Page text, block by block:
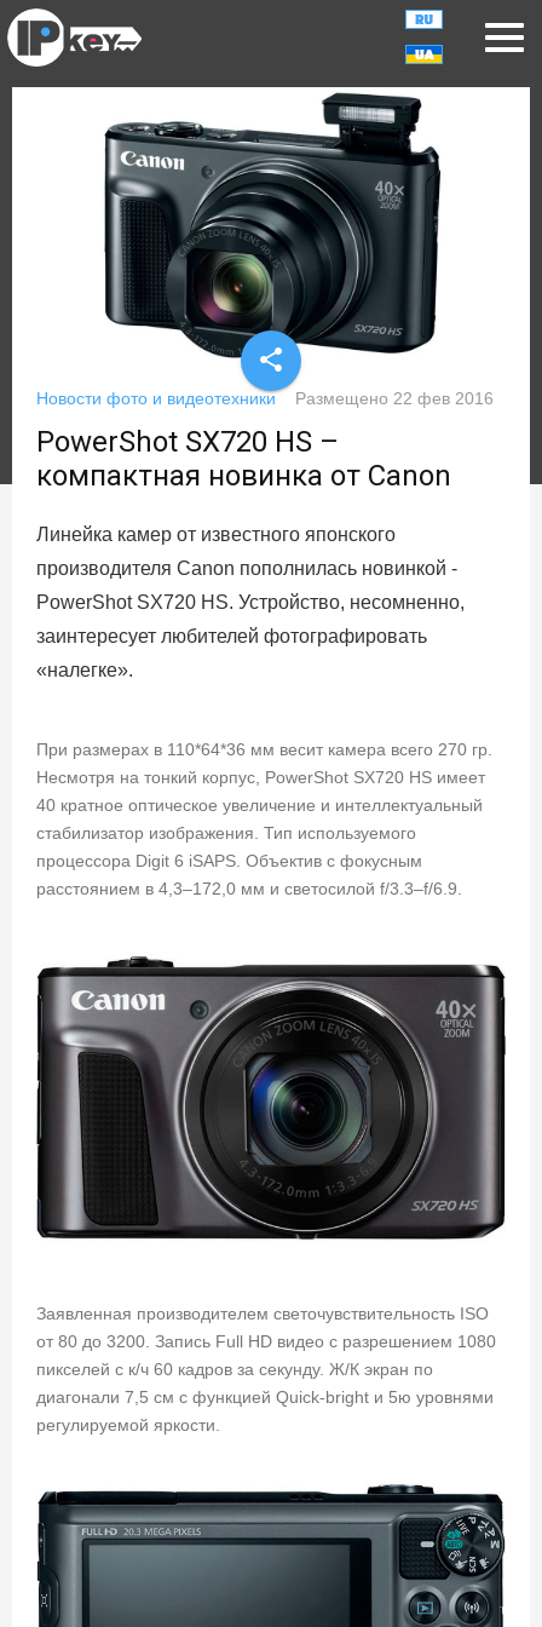
share
Новости фото и видеотехники Размещено 22 фев 2016
PowerShot SX720 HS –
компактная новинка от Canon
Линейка камер от известного японского
производителя Canon пополнилась новинкой -
PowerShot SX720 HS. Устройство, несомненно,
заинтересует любителей фотографировать
«налегке».
При размерах в 110*64*36 мм весит камера всего 270 гр.
Несмотря на тонкий корпус, PowerShot SX720 HS имеет
40 кратное оптическое увеличение и интеллектуальный
стабилизатор изображения. Тип используемого
процессора Digit 6 iSAPS. Объектив с фокусным
расстоянием в 4,3–172,0 мм и светосилой f/3.3–f/6.9.
Заявленная производителем светочувствительность ISO
от 80 до 3200. Запись Full HD видео с разрешением 1080
пикселей с к/ч 60 кадров за секунду. Ж/К экран по
диагонали 7,5 см с функцией Quick-bright и 5ю уровнями
регулируемой яркости.